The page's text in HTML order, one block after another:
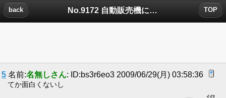
No.9172 自動販売機についたコメント
back TOP
5 名前:名無しさん: ID:bs3r6eo3 2009/06/29(月) 03:58:36
てか面白くないし